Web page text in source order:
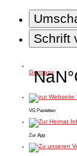
Schrift
Inhalt
springenGermany
VG Pastetten
Zur App